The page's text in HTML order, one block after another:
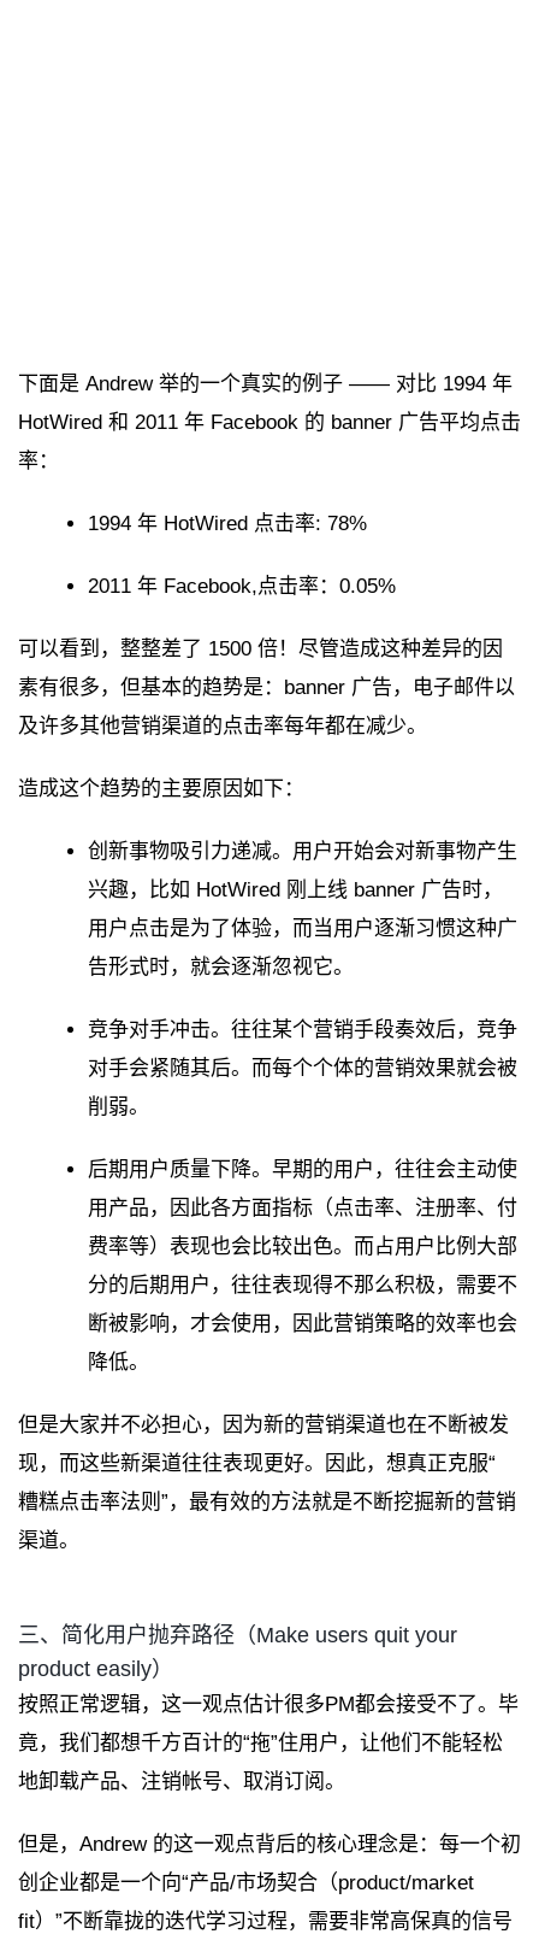
下面是 Andrew 举的一个真实的例子 —— 对比 1994 年
HotWired 和 2011 年 Facebook 的 banner 广告平均点击
率：
1994 年 HotWired 点击率: 78%
2011 年 Facebook,点击率：0.05%
可以看到，整整差了 1500 倍！尽管造成这种差异的因
素有很多，但基本的趋势是：banner 广告，电子邮件以
及许多其他营销渠道的点击率每年都在减少。
造成这个趋势的主要原因如下：
创新事物吸引力递减。用户开始会对新事物产生
兴趣，比如 HotWired 刚上线 banner 广告时，
用户点击是为了体验，而当用户逐渐习惯这种广
告形式时，就会逐渐忽视它。
竞争对手冲击。往往某个营销手段奏效后，竞争
对手会紧随其后。而每个个体的营销效果就会被
削弱。
后期用户质量下降。早期的用户，往往会主动使
用产品，因此各方面指标（点击率、注册率、付
费率等）表现也会比较出色。而占用户比例大部
分的后期用户，往往表现得不那么积极，需要不
断被影响，才会使用，因此营销策略的效率也会
降低。
但是大家并不必担心，因为新的营销渠道也在不断被发
现，而这些新渠道往往表现更好。因此，想真正克服“
糟糕点击率法则”，最有效的方法就是不断挖掘新的营销
渠道。
三、简化用户抛弃路径（Make users quit your
product easily）
按照正常逻辑，这一观点估计很多PM都会接受不了。毕
竟，我们都想千方百计的“拖”住用户，让他们不能轻松
地卸载产品、注销帐号、取消订阅。
但是，Andrew 的这一观点背后的核心理念是：每一个初
创企业都是一个向“产品/市场契合（product/market
fit）”不断靠拢的迭代学习过程，需要非常高保真的信号